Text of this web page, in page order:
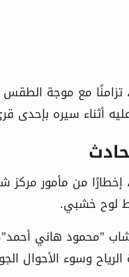
مع موجة
أثناء سيره بإحدى
إخطارًا من مأمور مركز
لوح خشبي.
وسوء الأحوال